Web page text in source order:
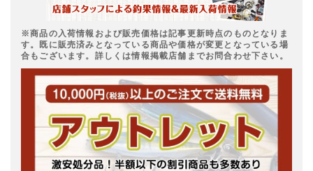
※商品の入荷情報および販売価格は記事更新時点のものとなりま
す。既に販売済みとなっている商品や価格が変更となっている場
合もございます。詳しくは情報掲載店舗までお問合わせ下さい。